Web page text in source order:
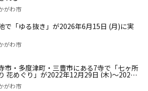
がわ市
で「ゆる抜き」が2026年6月15日 (月)に実
がわ市
市・多度津町・三豊市にある7寺で「七ヶ所
花めぐり」が2022年12月29日 (木)〜2023
31日 (火)まで開催中
がわ市